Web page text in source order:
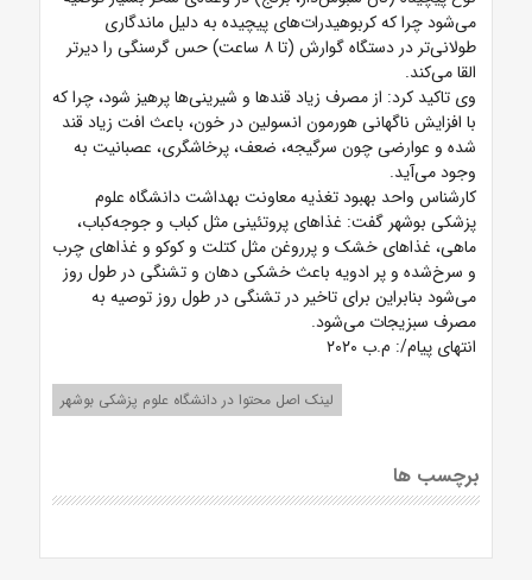
می‌شود چرا که کربوهیدرات‌های پیچیده به دلیل ماندگاری
طولانی‌تر در دستگاه گوارش (تا ۸ ساعت) حس گرسنگی را دیر‌تر
القا می‌کند.
وی تاکید کرد: از مصرف زیاد قند‌ها و شیرینی‌ها پرهیز شود، چرا که
با افزایش ناگهانی هورمون انسولین در خون، باعث افت زیاد قند
شده و عوارضی چون سرگیجه، ضعف، پرخاشگری، عصبانیت به
وجود می‌آید.
کارشناس واحد بهبود تغذیه معاونت بهداشت دانشگاه علوم
پزشکی بوشهر گفت: غذاهای پروتئینی مثل کباب و جوجه‌کباب،
ماهی، غذاهای خشک و پرروغن مثل کتلت و کوکو و غذاهای چرب
و سرخ‌شده و پر ادویه باعث خشکی دهان و تشنگی در طول روز
می‌شود بنابراین برای تاخیر در تشنگی در طول روز توصیه به
مصرف سبزیجات می‌شود.
انتهای پیام/: م.ب ۲۰۲۰
لینک اصل محتوا در دانشگاه علوم پزشکی بوشهر
برچسب ها